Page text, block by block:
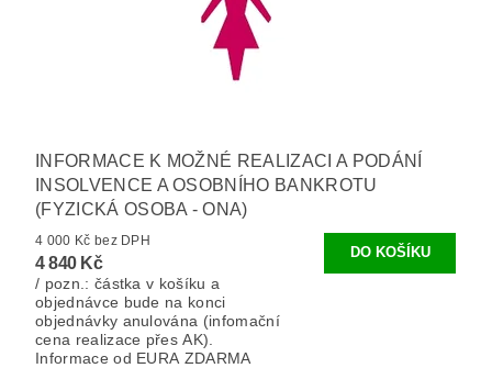
INFORMACE K MOŽNÉ REALIZACI A PODÁNÍ
INSOLVENCE A OSOBNÍHO BANKROTU
(FYZICKÁ OSOBA - ONA)
4 000 Kč bez DPH
4 840 Kč
/ pozn.: částka v košíku a
objednávce bude na konci
objednávky anulována (infomační
cena realizace přes AK).
Informace od EURA ZDARMA